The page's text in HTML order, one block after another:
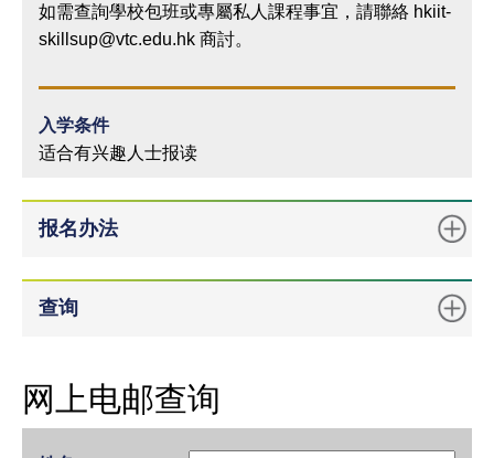
如需查詢學校包班或專屬私人課程事宜，請聯絡 hkiit-
skillsup@vtc.edu.hk 商討。
入学条件
适合有兴趣人士报读
报名办法
查询
网上电邮查询